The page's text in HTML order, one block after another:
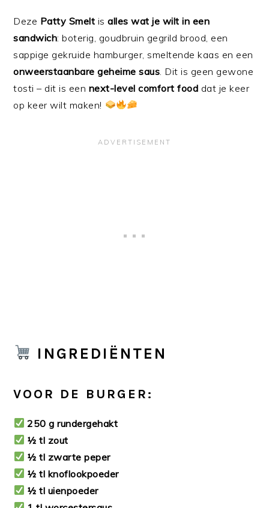
Deze Patty Smelt isalles wat je wilt in een
sandwich: boterig, goudbruin gegrild brood, een
sappige gekruide hamburger, smeltende kaas en een
onweerstaanbare geheime saus . Dit is geen gewone
tosti – dit is een next-level comfort food dat je keer
op keer wilt maken!
INGREDIËNTEN
VOOR DE BURGER:
250 g rundergehakt
½ tl zout
½ tl zwarte peper
½ tl knoflookpoeder
½ tl uienpoeder